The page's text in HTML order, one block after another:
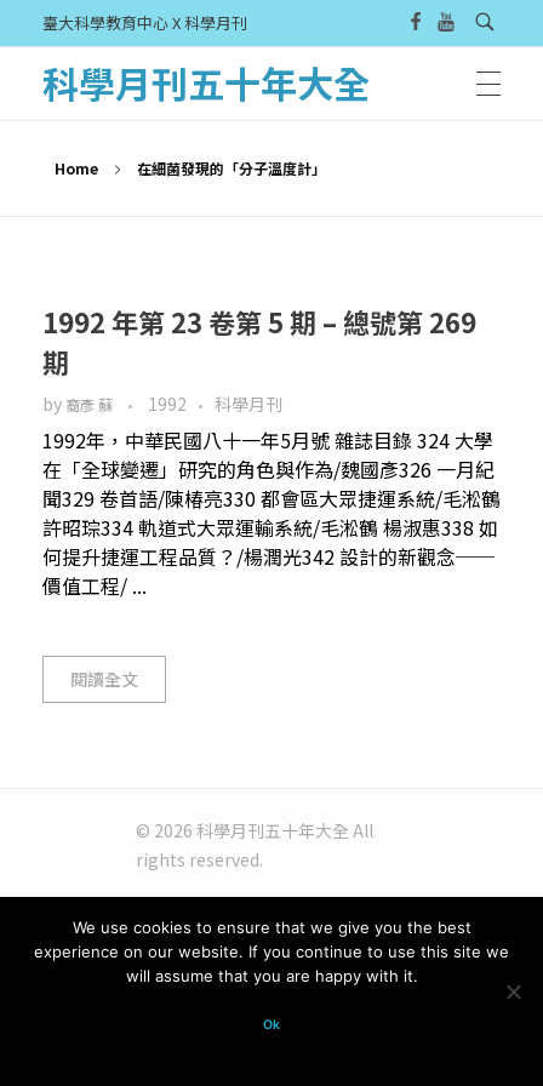
臺大科學教育中心 X 科學月刊
科學月刊五十年大全
Home 在細菌發現的「分子溫度計」
1992 年第 23 卷第 5 期 – 總號第 269
期
by 裔彥 蘇 1992 科學月刊
1992年，中華民國八十一年5月號 雜誌目錄 324 大學
在「全球變遷」研究的角色與作為/魏國彥326 一月紀
聞329 卷首語/陳椿亮330 都會區大眾捷運系統/毛淞鶴
許昭琮334 軌道式大眾運輸系統/毛淞鶴 楊淑惠338 如
何提升捷運工程品質？/楊潤光342 設計的新觀念──
價值工程/ ...
閱讀全文
© 2026 科學月刊五十年大全 All
rights reserved.
We use cookies to ensure that we give you the best
experience on our website. If you continue to use this site we
will assume that you are happy with it.
Ok